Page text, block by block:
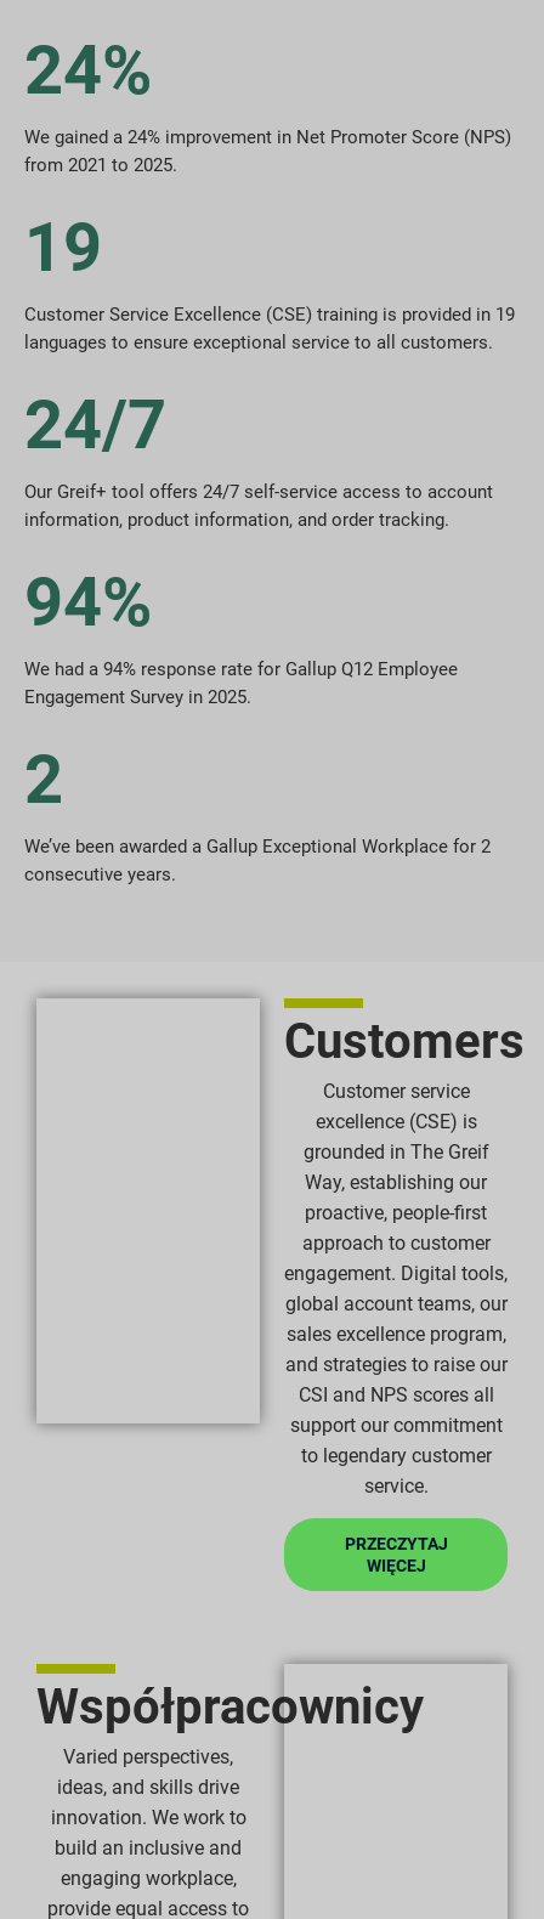
24%
We gained a 24% improvement in Net Promoter Score (NPS)
from 2021 to 2025.
19
Customer Service Excellence (CSE) training is provided in 19
languages to ensure exceptional service to all customers.
24/7
Our Greif+ tool offers 24/7 self-service access to account
information, product information, and order tracking.
94%
We had a 94% response rate for Gallup Q12 Employee
Engagement Survey in 2025.
2
We’ve been awarded a Gallup Exceptional Workplace for 2
consecutive years.
Customers
Customer service
excellence (CSE) is
grounded in The Greif
Way, establishing our
proactive, people-first
approach to customer
engagement. Digital tools,
global account teams, our
sales excellence program,
and strategies to raise our
CSI and NPS scores all
support our commitment
to legendary customer
service.
PRZECZYTAJ
WIĘCEJ
Współpracownicy
Varied perspectives,
ideas, and skills drive
innovation. We work to
build an inclusive and
engaging workplace,
provide equal access to